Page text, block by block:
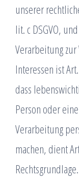
unserer
lit. c DSGVO,
Verarbeitung
Interessen ist
dass
Person oder
Verarbeitung
machen, dient
Rechtsgrundlage.